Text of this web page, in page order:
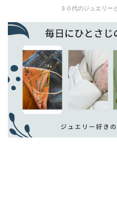
３０代のジュエリー